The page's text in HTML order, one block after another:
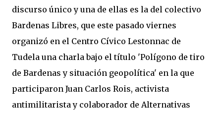
discurso único y una de ellas es la del colectivo
Bardenas Libres, que este pasado viernes
organizó en el Centro Cívico Lestonnac de
Tudela una charla bajo el título 'Polígono de tiro
de Bardenas y situación geopolítica' en la que
participaron Juan Carlos Rois, activista
antimilitarista y colaborador de Alternativas